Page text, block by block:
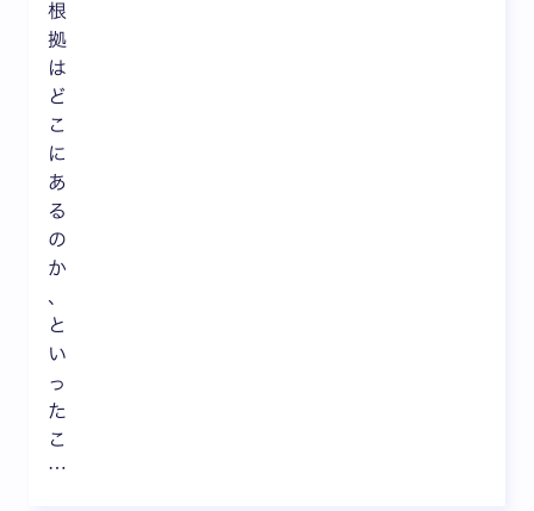
根
拠
は
ど
こ
に
あ
る
の
か
、
と
い
っ
た
こ
…